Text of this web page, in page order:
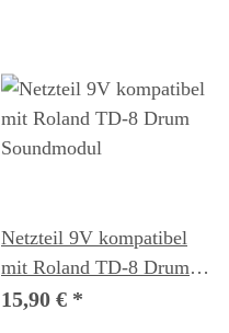
Netzteil 9V kompatibel
mit Roland TD-8 Drum
Soundmodul
15,90 € *